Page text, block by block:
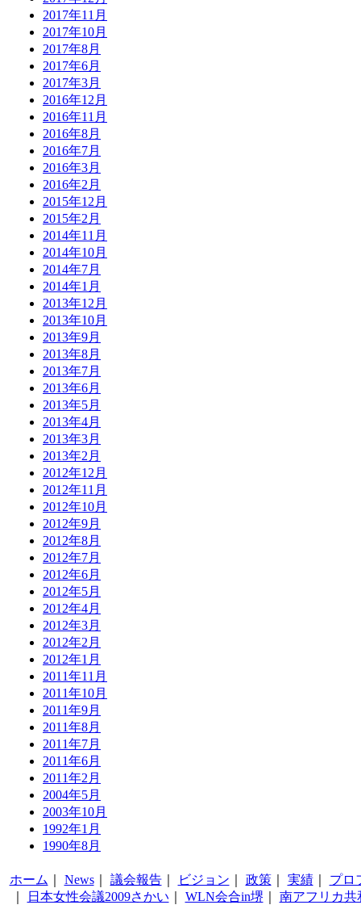
2017年11月
2017年10月
2017年8月
2017年6月
2017年3月
2016年12月
2016年11月
2016年8月
2016年7月
2016年3月
2016年2月
2015年12月
2015年2月
2014年11月
2014年10月
2014年7月
2014年1月
2013年12月
2013年10月
2013年9月
2013年8月
2013年7月
2013年6月
2013年5月
2013年4月
2013年3月
2013年2月
2012年12月
2012年11月
2012年10月
2012年9月
2012年8月
2012年7月
2012年6月
2012年5月
2012年4月
2012年3月
2012年2月
2012年1月
2011年11月
2011年10月
2011年9月
2011年8月
2011年7月
2011年6月
2011年2月
2004年5月
2003年10月
1992年1月
1990年8月
ホーム News｜ 議会報告｜ ビジョン 政策｜ 実績｜ プロ
日本女性会議2009さかい WLN会合in堺
南アフリカ共